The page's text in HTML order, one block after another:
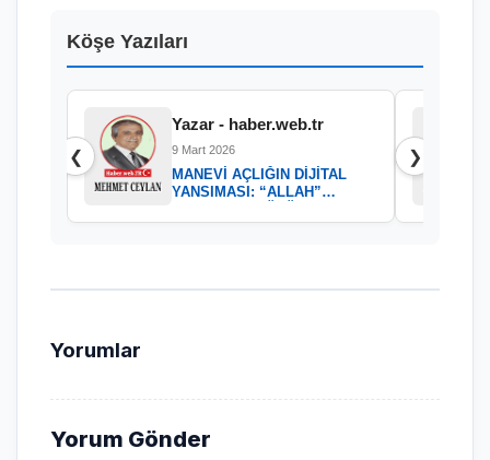
Köşe Yazıları
❮
Yazar - haber.web.tr
9 Mart 2026
MANEVİ AÇLIĞIN DİJİTAL
YANSIMASI: “ALLAH”
❯
Yorumlar
Yorum Gönder